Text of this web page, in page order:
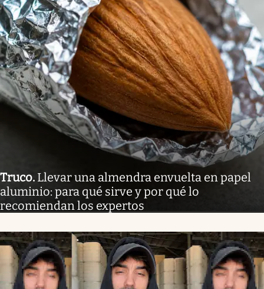
Truco. Llevar una almendra envuelta en papel
aluminio: para qué sirve y por qué lo
recomiendan los expertos